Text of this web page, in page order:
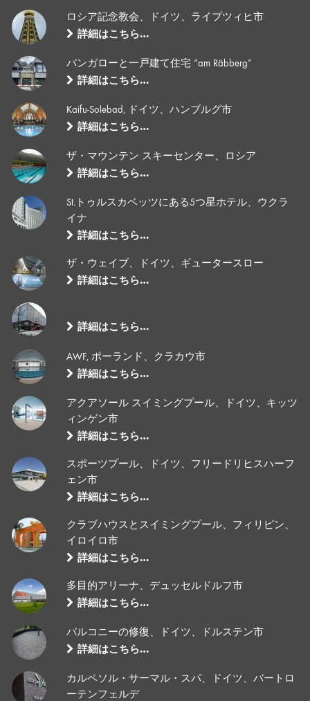
ロシア記念教会、ドイツ、ライプツィヒ市
詳細はこちら…
バンガローと一戸建て住宅 “am Räbberg”
詳細はこちら…
Kaifu-Solebad, ドイツ、ハンブルグ市
詳細はこちら…
ザ・マウンテン スキーセンター、ロシア
詳細はこちら…
St.トゥルスカベッツにある5つ星ホテル、ウクラ
イナ
詳細はこちら…
ザ・ウェイブ、ドイツ、ギュータースロー
詳細はこちら…
詳細はこちら…
AWF, ポーランド、クラカウ市
詳細はこちら…
アクアソール スイミングプール、ドイツ、キッツ
ィンゲン市
詳細はこちら…
スポーツプール、ドイツ、フリードリヒスハーフ
ェン市
詳細はこちら…
クラブハウスとスイミングプール、フィリピン、
イロイロ市
詳細はこちら…
多目的アリーナ、デュッセルドルフ市
詳細はこちら…
バルコニーの修復、ドイツ、ドルステン市
詳細はこちら…
カルペソル・サーマル・スパ、ドイツ、バートロ
ーテンフェルデ